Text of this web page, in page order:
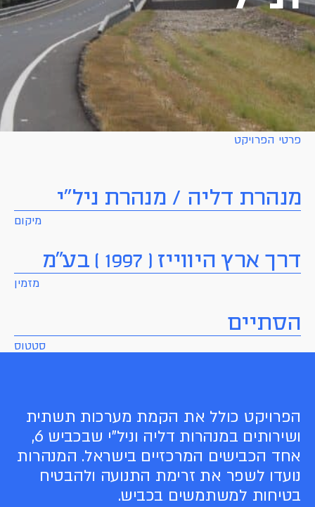
פרטי הפרויקט
מנהרת דליה / מנהרת ניל"י
מיקום
דרך ארץ היווייז ( 1997 ) בע"מ
מזמין
הסתיים
סטטוס
הפרויקט כולל את הקמת מערכות תשתית
ושירותים במנהרות דליה וניל"י שבכביש 6,
אחד הכבישים המרכזיים בישראל. המנהרות
נועדו לשפר את זרימת התנועה ולהבטיח
בטיחות למשתמשים בכביש.